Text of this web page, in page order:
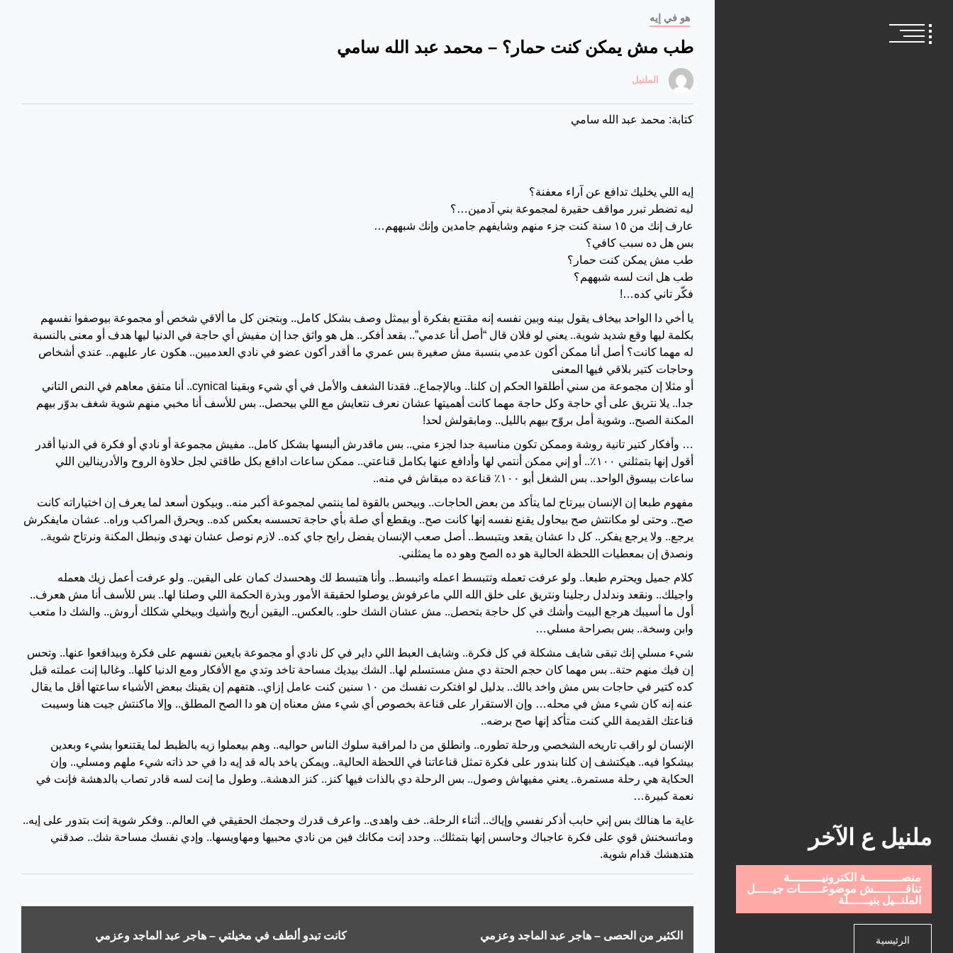
ملنيل ع الآخر
منصــــــــــة الكترونيـــــــــة
تناقـــــــــش موضوعــــــات جيـــــل
الملنــيل بنيــــــلة
الرئيسية
هو في إيه
طب مش يمكن كنت حمار؟ – محمد عبد الله سامي
الملنيل
كتابة: محمد عبد الله سامي
إيه اللي يخليك تدافع عن آراء معفنة؟
ليه تضطر تبرر مواقف حقيرة لمجموعة بني آدمين…؟
عارف إنك من ١٥ سنة كنت جزء منهم وشايفهم جامدين وإنك شبههم…
بس هل ده سبب كافي؟
طب مش يمكن كنت حمار؟
طب هل انت لسه شبههم؟
فكّر تاني كده…!
يا أخي دا الواحد بيخاف يقول بينه وبين نفسه إنه مقتنع بفكرة أو بيمثل وصف بشكل كامل.. وبتجنن كل ما ألاقي شخص أو مجموعة بيوصفوا نفسهم
بكلمة ليها وقع شديد شوية.. يعني لو فلان قال “أصل أنا عدمي”.. بقعد أفكر.. هل هو واثق جدا إن مفيش أي حاجة في الدنيا ليها هدف أو معنى بالنسبة
له مهما كانت؟ أصل أنا ممكن أكون عدمي بنسبة مش صغيرة بس عمري ما أقدر أكون عضو في نادي العدميين.. هكون عار عليهم.. عندي أشخاص
وحاجات كتير بلاقي فيها المعنى
أو مثلا إن مجموعة من سني أطلقوا الحكم إن كلنا.. وبالإجماع.. فقدنا الشغف والأمل في أي شيء وبقينا cynical.. أنا متفق معاهم في النص التاني
جدا.. يلا نتريق على أي حاجة وكل حاجة مهما كانت أهميتها عشان نعرف نتعايش مع اللي بيحصل.. بس للأسف أنا مخبي منهم شوية شغف بدوّر بيهم
المكنة الصبح.. وشوية أمل بروّح بيهم بالليل.. ومابقولش لحد!
… وأفكار كتير تانية روشة وممكن تكون مناسبة جدا لجزء مني.. بس ماقدرش ألبسها بشكل كامل.. مفيش مجموعة أو نادي أو فكرة في الدنيا أقدر
أقول إنها بتمثلني ١٠٠٪.. أو إني ممكن أنتمي لها وأدافع عنها بكامل قناعتي.. ممكن ساعات ادافع بكل طاقتي لجل حلاوة الروح والأدرينالين اللي
ساعات بيسوق الواحد.. بس الشغل أبو ١٠٠٪ قناعة ده مبقاش في منه..
مفهوم طبعا إن الإنسان بيرتاح لما يتأكد من بعض الحاجات.. وبيحس بالقوة لما ينتمي لمجموعة أكبر منه.. وبيكون أسعد لما يعرف إن اختياراته كانت
صح.. وحتى لو مكانتش صح بيحاول يقنع نفسه إنها كانت صح.. ويقطع أي صلة بأي حاجة تحسسه بعكس كده.. ويحرق المراكب وراه.. عشان مايفكرش
يرجع.. ولا يرجع يفكر.. كل دا عشان يقعد ويتبسط.. أصل صعب الإنسان يفضل رايح جاي كده.. لازم نوصل عشان نهدى ونبطل المكنة ونرتاح شوية..
ونصدق إن بمعطيات اللحظة الحالية هو ده الصح وهو ده ما يمثلني.
كلام جميل ويحترم طبعا.. ولو عرفت تعمله وتتبسط اعمله واتبسط.. وأنا هتبسط لك وهحسدك كمان على اليقين.. ولو عرفت أعمل زيك هعمله
واجيلك.. ونقعد وندلدل رجلينا ونتريق على خلق الله اللي ماعرفوش يوصلوا لحقيقة الأمور وبذرة الحكمة اللي وصلنا لها.. بس للأسف أنا مش هعرف..
أول ما أسيبك هرجع البيت وأشك في كل حاجة بتحصل.. مش عشان الشك حلو.. بالعكس.. اليقين أريح وأشيك وبيخلي شكلك أروش.. والشك دا متعب
وابن وسخة.. بس بصراحة مسلي…
شيء مسلي إنك تبقى شايف مشكلة في كل فكرة.. وشايف العبط اللي داير في كل نادي أو مجموعة بايعين نفسهم على فكرة وبيدافعوا عنها.. وتحس
إن فيك منهم حتة.. بس مهما كان حجم الحتة دي مش مستسلم لها.. الشك بيديك مساحة تاخد وتدي مع الأفكار ومع الدنيا كلها.. وغالبا إنت عملته قبل
كده كتير في حاجات بس مش واخد بالك.. بدليل لو افتكرت نفسك من ١٠ سنين كنت عامل إزاي.. هتفهم إن يقينك ببعض الأشياء ساعتها أقل ما يقال
عنه إنه كان شيء مش في محله… وإن الاستقرار على قناعة بخصوص أي شيء مش معناه إن هو دا الصح المطلق.. وإلا ماكنتش جيت هنا وسيبت
قناعتك القديمة اللي كنت متأكد إنها صح برضه..
الإنسان لو راقب تاريخه الشخصي ورحلة تطوره.. وانطلق من دا لمراقبة سلوك الناس حواليه.. وهم بيعملوا زيه بالظبط لما يقتنعوا بشيء وبعدين
بيشكوا فيه.. هيكتشف إن كلنا بندور على فكرة تمثل قناعاتنا في اللحظة الحالية.. ويمكن ياخد باله قد إيه دا في حد ذاته شيء ملهم ومسلي.. وإن
الحكاية هي رحلة مستمرة.. يعني مفيهاش وصول.. بس الرحلة دي بالذات فيها كنز.. كنز الدهشة.. وطول ما إنت لسه قادر تصاب بالدهشة فإنت في
نعمة كبيرة…
غاية ما هنالك بس إني حابب أذكر نفسي وإياك.. أثناء الرحلة.. خف واهدى.. واعرف قدرك وحجمك الحقيقي في العالم.. وفكر شوية إنت بتدور على إيه..
وماتسخنش قوي على فكرة عاجباك وحاسس إنها بتمثلك.. وحدد إنت مكانك فين من نادي محبيها ومهاويسها.. وإدي نفسك مساحة شك.. صدقني
هتدهشك قدام شوية.
الكثير من الحصى – هاجر عبد الماجد وعزمي كانت تبدو ألطف في مخيلتي – هاجر عبد الماجد وعزمي